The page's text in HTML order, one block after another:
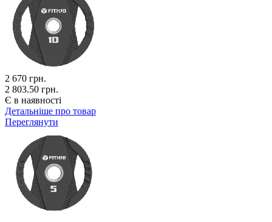
2 670 грн.
2 803.50 грн.
Є в наявності
Детальніше про товар
Переглянути